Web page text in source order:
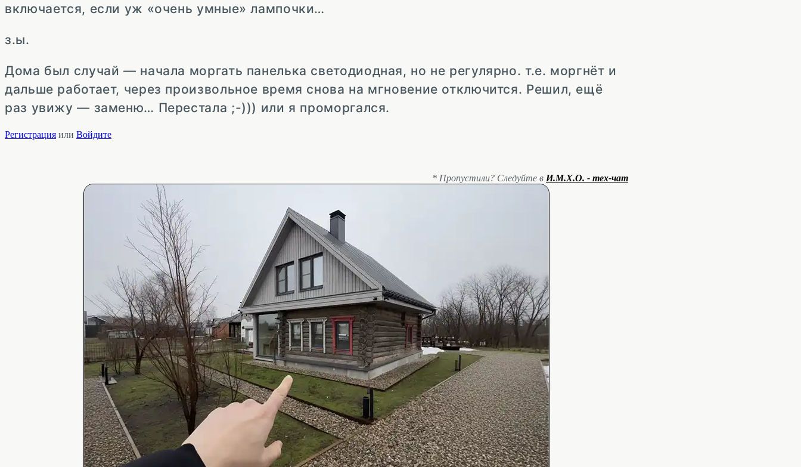
включается, если уж «очень умные» лампочки…
з.ы.
Дома был случай — начала моргать панелька светодиодная, но не регулярно. т.е. моргнёт и
дальше работает, через произвольное время снова на мгновение отключится. Решил, ещё
раз увижу — заменю… Перестала ;-))) или я проморгался.
Регистрация или Войдите
* Пропустили? Следуйте в И.М.Х.О. - тех-чат